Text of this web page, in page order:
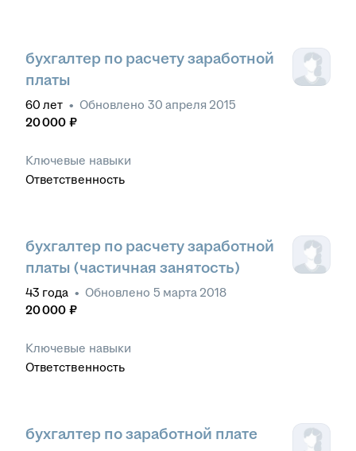
бухгалтер по расчету заработной
платы
60 лет • Обновлено 30 апреля 2015
20 000 ₽
Ключевые навыки
Ответственность
бухгалтер по расчету заработной
платы (частичная занятость)
43 года • Обновлено 5 марта 2018
20 000 ₽
Ключевые навыки
Ответственность
бухгалтер по заработной плате